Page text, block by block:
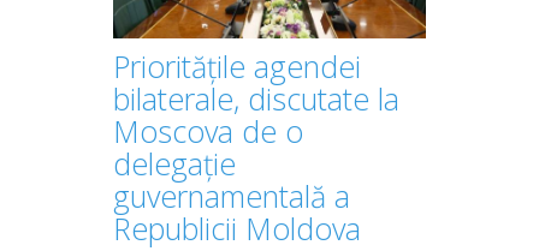
Prioritățile agendei
bilaterale, discutate la
Moscova de o
delegație
guvernamentală a
Republicii Moldova